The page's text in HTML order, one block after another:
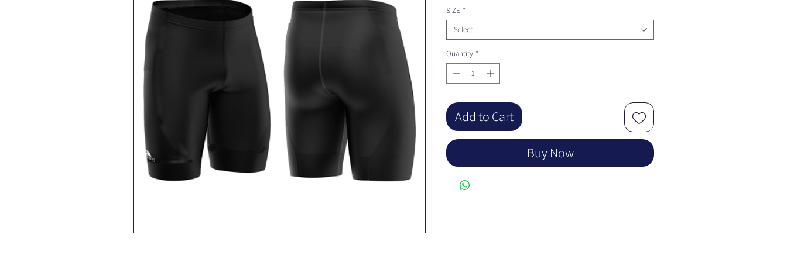
SIZE *
Select
Quantity *
Add to Cart
Buy Now